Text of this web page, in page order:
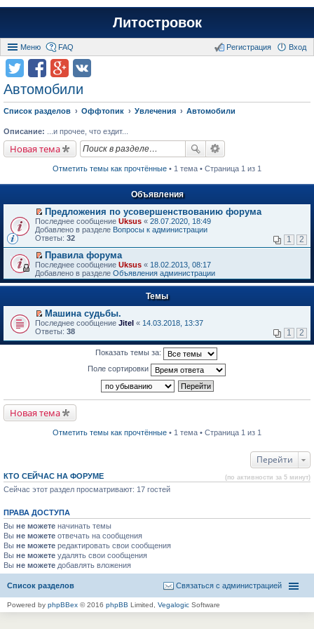
Литостровок
Меню FAQ Вход
Регистрация
Автомобили
Список разделов Оффтопик Увлечения Автомобили
Описание: ...и прочее, что ездит...
Новая тема
Отметить темы как прочтённые • 1 тема • Страница 1 из 1
Объявления
П
е
р
й
т
и
к
п
в
о
м
у
н
т
а
н
о
о
б
н
ю
Предложения по усовершенствованию форума
Последнее сообщение Uksus « 28.07.2020, 18:49
Добавлено в разделе Вопросы к администрации
Ответы: 32 1 2
П
е
р
е
т
и
к
п
р
п
р
о
н
о
м
о
о
щ
е
н
и
ю
Правила форума
Последнее сообщение Uksus « 18.02.2013, 08:17
Добавлено в разделе Объявления администрации
Темы
П
е
е
р
в
о
р
о
ч
а
н
н
о
м
у
с
о
б
щ
е
Машина судьбы.
Последнее сообщение Jitel « 14.03.2018, 13:37
Ответы: 38 1 2
Показать темы за:
Поле сортировки
Новая тема
Отметить темы как прочтённые • 1 тема • Страница 1 из 1
Перейти
КТО СЕЙЧАС НА ФОРУМЕ (по активности за 5 минут)
Сейчас этот раздел просматривают: 17 гостей
ПРАВА ДОСТУПА
Вы не можете начинать темы
Вы не можете отвечать на сообщения
Вы не можете редактировать свои сообщения
Вы не можете удалять свои сообщения
Вы не можете добавлять вложения
Список разделов Связаться с администрацией
Powered by phpBBex © 2016 phpBB Limited, Vegalogic Software